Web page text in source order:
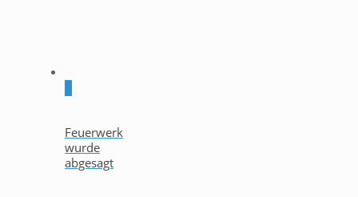
Feuerwerk
wurde
abgesagt